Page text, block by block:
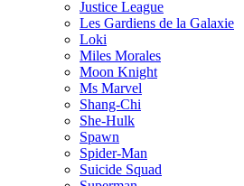
Justice League
Les Gardiens de la Galaxie
Loki
Miles Morales
Moon Knight
Ms Marvel
Shang-Chi
She-Hulk
Spawn
Spider-Man
Suicide Squad